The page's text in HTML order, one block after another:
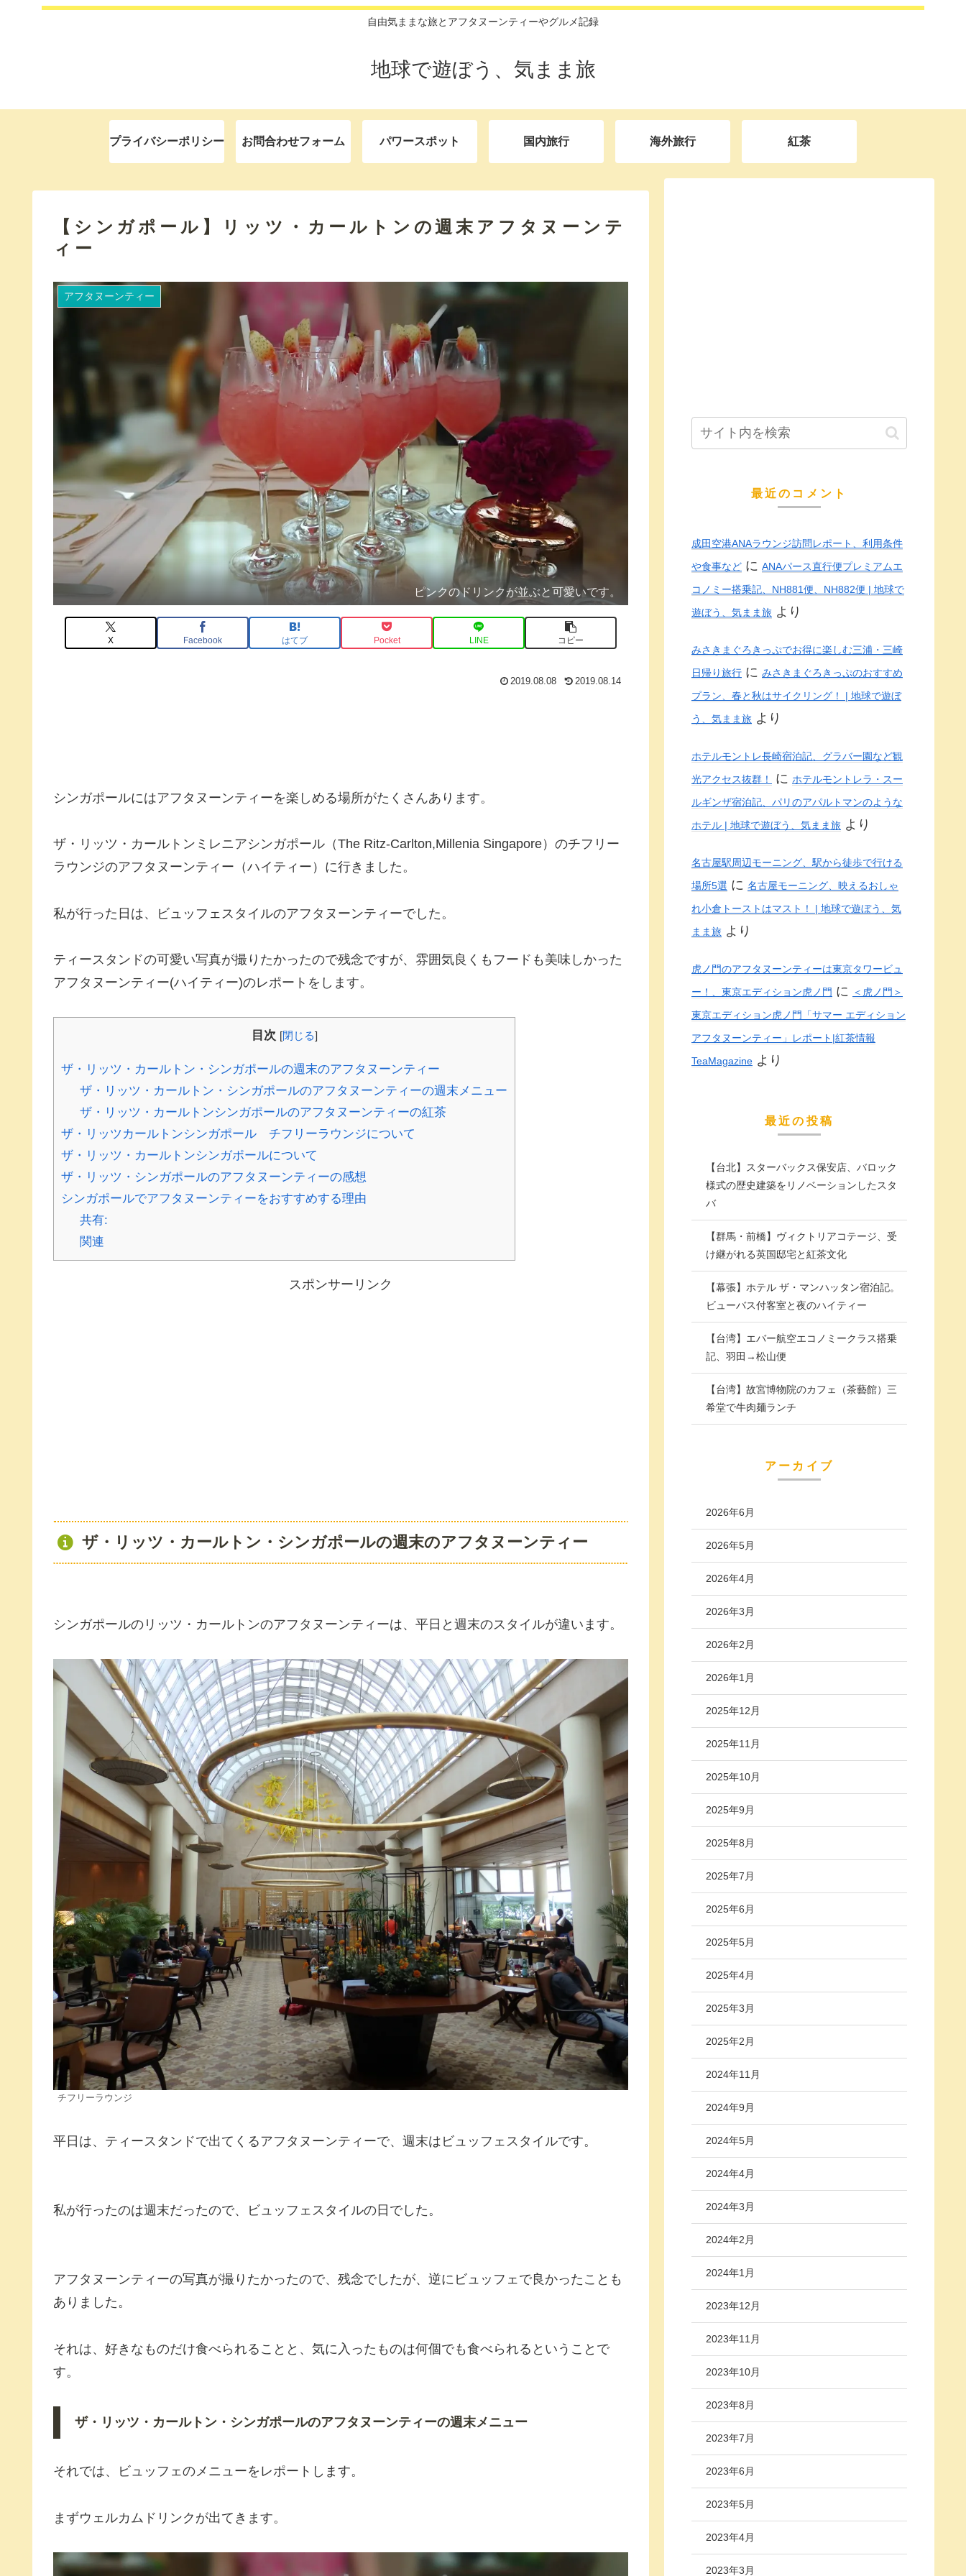
自由気ままな旅とアフタヌーンティーやグルメ記録
地球で遊ぼう、気まま旅
プライバシーポリシー お問合わせフォーム パワースポット 国内旅行 海外旅行 紅茶
【シンガポール】リッツ・カールトンの週末アフタヌーンテ
ィー
アフタヌーンティー
ピンクのドリンクが並ぶと可愛いです。
X Facebook はてブ Pocket LINE コピー
2019.08.08 2019.08.14
シンガポールにはアフタヌーンティーを楽しめる場所がたくさんあります。
ザ・リッツ・カールトンミレニアシンガポール（The Ritz-Carlton,Millenia Singapore）のチフリー
ラウンジのアフタヌーンティー（ハイティー）に行きました。
私が行った日は、ビュッフェスタイルのアフタヌーンティーでした。
ティースタンドの可愛い写真が撮りたかったので残念ですが、雰囲気良くもフードも美味しかった
アフタヌーンティー(ハイティー)のレポートをします。
目次 [閉じる]
ザ・リッツ・カールトン・シンガポールの週末のアフタヌーンティー
ザ・リッツ・カールトン・シンガポールのアフタヌーンティーの週末メニュー
ザ・リッツ・カールトンシンガポールのアフタヌーンティーの紅茶
ザ・リッツカールトンシンガポール チフリーラウンジについて
ザ・リッツ・カールトンシンガポールについて
ザ・リッツ・シンガポールのアフタヌーンティーの感想
シンガポールでアフタヌーンティーをおすすめする理由
共有:
関連
スポンサーリンク
ザ・リッツ・カールトン・シンガポールの週末のアフタヌーンティー
シンガポールのリッツ・カールトンのアフタヌーンティーは、平日と週末のスタイルが違います。
チフリーラウンジ
平日は、ティースタンドで出てくるアフタヌーンティーで、週末はビュッフェスタイルです。
私が行ったのは週末だったので、ビュッフェスタイルの日でした。
アフタヌーンティーの写真が撮りたかったので、残念でしたが、逆にビュッフェで良かったことも
ありました。
それは、好きなものだけ食べられることと、気に入ったものは何個でも食べられるということで
す。
ザ・リッツ・カールトン・シンガポールのアフタヌーンティーの週末メニュー
それでは、ビュッフェのメニューをレポートします。
まずウェルカムドリンクが出てきます。
最近のコメント
成田空港ANAラウンジ訪問レポート、利用条件
や食事など に ANAパース直行便プレミアムエ
コノミー搭乗記、NH881便、NH882便 | 地球で
遊ぼう、気まま旅 より
みさきまぐろきっぷでお得に楽しむ三浦・三崎
日帰り旅行 に みさきまぐろきっぷのおすすめ
プラン、春と秋はサイクリング！ | 地球で遊ぼ
う、気まま旅 より
ホテルモントレ長崎宿泊記、グラバー園など観
光アクセス抜群！
に ホテルモントレラ・スー
ルギンザ宿泊記、パリのアパルトマンのような
ホテル | 地球で遊ぼう、気まま旅 より
名古屋駅周辺モーニング、駅から徒歩で行ける
場所5選 に 名古屋モーニング、映えるおしゃ
れ小倉トーストはマスト！ | 地球で遊ぼう、気
まま旅 より
虎ノ門のアフタヌーンティーは東京タワービュ
ー！、東京エディション虎ノ門 に ＜虎ノ門＞
東京エディション虎ノ門「サマー エディション
アフタヌーンティー」レポート|紅茶情報
TeaMagazine より
最近の投稿
【台北】スターバックス保安店、バロック
様式の歴史建築をリノベーションしたスタ
バ
【群馬・前橋】ヴィクトリアコテージ、受
け継がれる英国邸宅と紅茶文化
【幕張】ホテル ザ・マンハッタン宿泊記。
ビューバス付客室と夜のハイティー
【台湾】エバー航空エコノミークラス搭乗
記、羽田→松山便
【台湾】故宮博物院のカフェ（茶藝館）三
希堂で牛肉麺ランチ
アーカイブ
2026年6月
2026年5月
2026年4月
2026年3月
2026年2月
2026年1月
2025年12月
2025年11月
2025年10月
2025年9月
2025年8月
2025年7月
2025年6月
2025年5月
2025年4月
2025年3月
2025年2月
2024年11月
2024年9月
2024年5月
2024年4月
2024年3月
2024年2月
2024年1月
2023年12月
2023年11月
2023年10月
2023年8月
2023年7月
2023年6月
2023年5月
2023年4月
2023年3月